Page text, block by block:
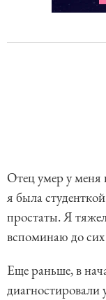
Отец умер у меня
я была
простаты. Я
вспоминаю до
Еще раньше, в